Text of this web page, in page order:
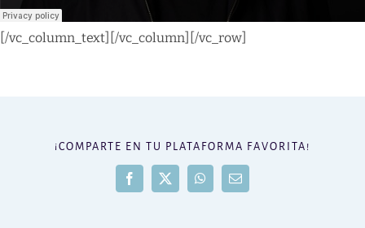
[/vc_column_text][/vc_column][/vc_row]
¡COMPARTE EN TU PLATAFORMA FAVORITA!
Facebook
X WhatsAppCorreo